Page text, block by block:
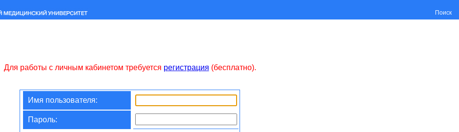
Поиск
Для работы с личным кабинетом требуется регистрация (бесплатно).
Имя пользователя:
Пароль: